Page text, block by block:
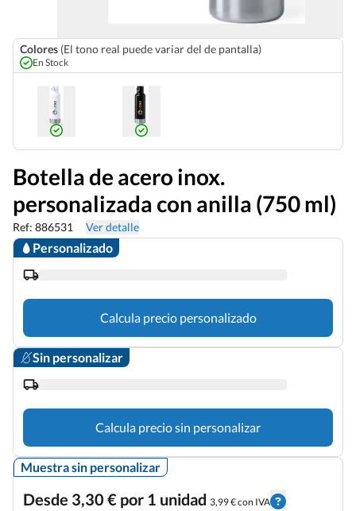
Colores (El tono real puede variar del de pantalla)
En Stock
Botella de acero inox.
personalizada con anilla (750 ml)
Ref: 886531 Ver detalle
Personalizado
Calcula precio personalizado
Sin personalizar
Calcula precio sin personalizar
Muestra sin personalizar
Desde 3,30 € por 1 unidad 3,99 € con IVA